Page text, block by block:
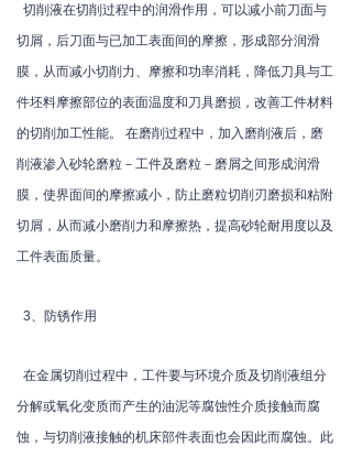
切削液在切削过程中的润滑作用，可以减小前刀面与
切屑，后刀面与已加工表面间的摩擦，形成部分润滑
膜，从而减小切削力、摩擦和功率消耗，降低刀具与工
件坯料摩擦部位的表面温度和刀具磨损，改善工件材料
的切削加工性能。 在磨削过程中，加入磨削液后，磨
削液渗入砂轮磨粒－工件及磨粒－磨屑之间形成润滑
膜，使界面间的摩擦减小，防止磨粒切削刃磨损和粘附
切屑，从而减小磨削力和摩擦热，提高砂轮耐用度以及
工件表面质量。
3、防锈作用
在金属切削过程中，工件要与环境介质及切削液组分
分解或氧化变质而产生的油泥等腐蚀性介质接触而腐
蚀，与切削液接触的机床部件表面也会因此而腐蚀。此